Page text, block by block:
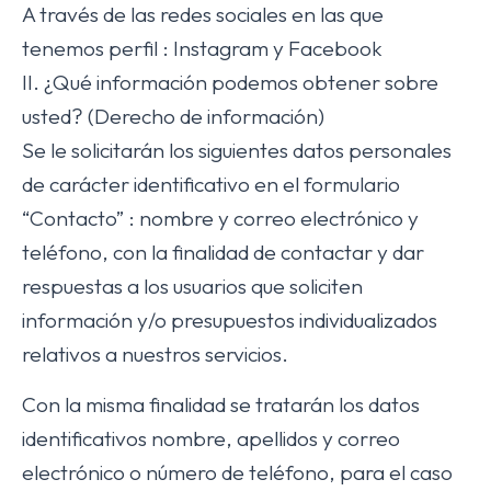
A través de las redes sociales en las que
tenemos perfil : Instagram y Facebook
II. ¿Qué información podemos obtener sobre
usted? (Derecho de información)
Se le solicitarán los siguientes datos personales
de carácter identificativo en el formulario
“Contacto” : nombre y correo electrónico y
teléfono, con la finalidad de contactar y dar
respuestas a los usuarios que soliciten
información y/o presupuestos individualizados
relativos a nuestros servicios.
Con la misma finalidad se tratarán los datos
identificativos nombre, apellidos y correo
electrónico o número de teléfono, para el caso